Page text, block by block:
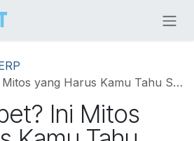
yang Harus Kamu Tahu Sebelum Mulai
Ini Mitos